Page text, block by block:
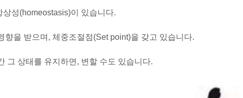
성(homeostasis)이 있습니다.
향을 받으며, 체중조절점(Set point)을 갖고 있습니다.
그 상태를 유지하면, 변할 수도 있습니다.